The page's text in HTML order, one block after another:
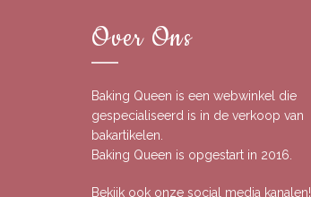
Over Ons
Baking Queen is een webwinkel die
gespecialiseerd is in de verkoop van
bakartikelen.
Baking Queen is opgestart in 2016.
Bekijk ook onze social media kanalen!